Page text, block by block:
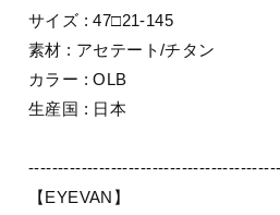
サイズ : 47□21-145
素材 : アセテート/チタン
カラー : OLB
生産国 : 日本
【EYEVAN】